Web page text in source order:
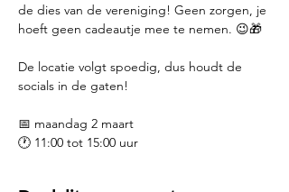
de dies van de vereniging! Geen zorgen, je
hoeft geen cadeautje mee te nemen. 😉🎁
De locatie volgt spoedig, dus houdt de
socials in de gaten!
📅 maandag 2 maart
🕐 11:00 tot 15:00 uur